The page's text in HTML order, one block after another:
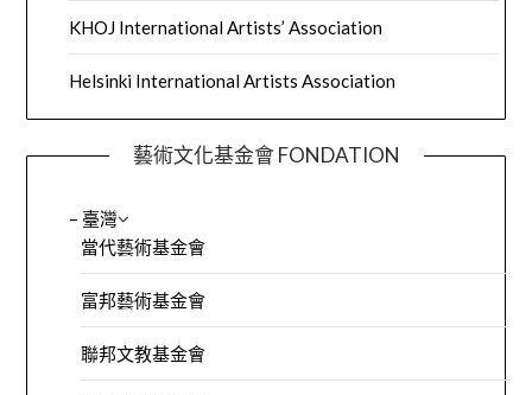
KHOJ International Artists’ Association
Helsinki International Artists Association
藝術文化基金會 FONDATION
– 臺灣
當代藝術基金會
富邦藝術基金會
聯邦文教基金會